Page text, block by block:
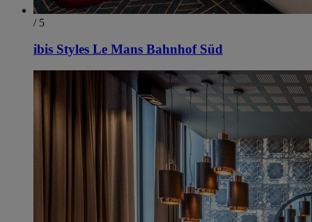
/ 5
ibis Styles Le Mans Bahnhof Süd